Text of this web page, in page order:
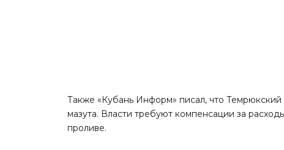
Также «Кубань Информ» писал, что Темрюкский
мазута. Власти требуют компенсации за
проливе.